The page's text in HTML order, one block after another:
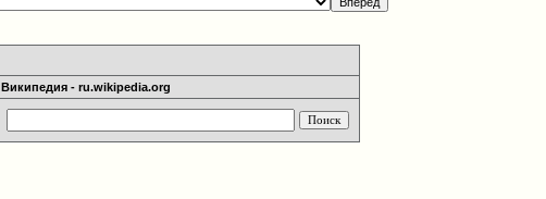
Википедия - ru.wikipedia.org